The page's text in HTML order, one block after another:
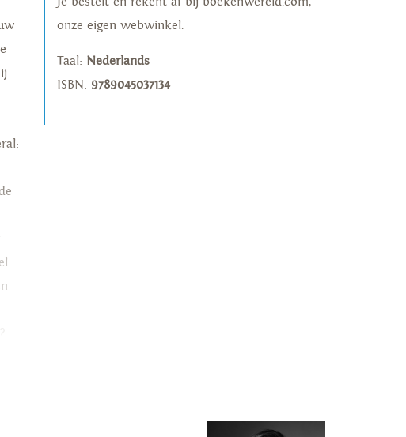
onze eigen webwinkel.
Taal: Nederlands
ISBN: 9789045037134